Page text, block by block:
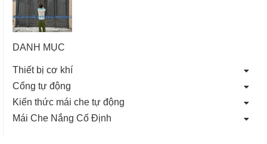
DANH MỤC
Thiết bị cơ khí
Cổng tự động
Kiến thức mái che tự động
Mái Che Nắng Cố Định